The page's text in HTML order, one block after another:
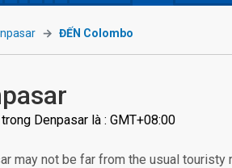
ĐẾN Colombo
Denpasar là : GMT+08:00
may not be far from the usual